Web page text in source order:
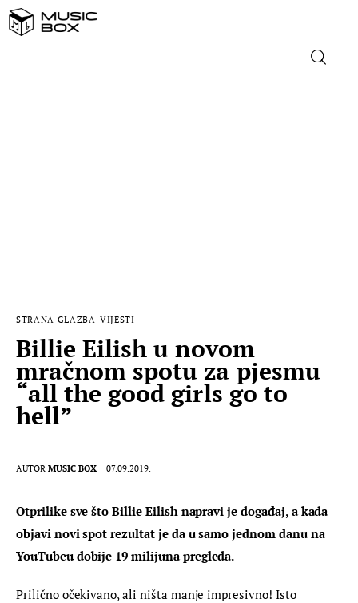
STRANA GLAZBA VIJESTI
Billie Eilish u novom
mračnom spotu za pjesmu
“all the good girls go to
hell”
AUTOR MUSIC BOX 07.09.2019.
Otprilike sve što Billie Eilish napravi je događaj, a kada
objavi novi spot rezultat je da u samo jednom danu na
YouTubeu dobije 19 milijuna pregleda.
Prilično očekivano, ali ništa manje impresivno! Isto